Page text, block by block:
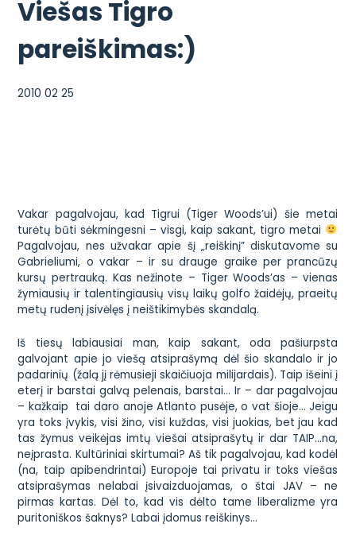
Viešas Tigro
pareiškimas:)
2010 02 25
Vakar pagalvojau, kad Tigrui (Tiger Woods’ui) šie metai
turėtų būti sėkmingesni – visgi, kaip sakant, tigro metai
Pagalvojau, nes užvakar apie šį „reiškinį” diskutavome su
Gabrieliumi, o vakar – ir su drauge graike per prancūzų
kursų pertrauką. Kas nežinote – Tiger Woods’as – vienas
žymiausių ir talentingiausių visų laikų golfo žaidėjų, praeitų
metų rudenį įsivėlęs į neištikimybės skandalą.
Iš tiesų labiausiai man, kaip sakant, oda pašiurpsta
galvojant apie jo viešą atsiprašymą dėl šio skandalo ir jo
padarinių (žalą jį rėmusieji skaičiuoja milijardais). Taip išeini į
eterį ir barstai galvą pelenais, barstai… Ir – dar pagalvojau
– kažkaip tai daro anoje Atlanto pusėje, o vat šioje… Jeigu
yra toks įvykis, visi žino, visi kuždas, visi juokias, bet jau kad
tas žymus veikėjas imtų viešai atsiprašytų ir dar TAIP…na,
neįprasta. Kultūriniai skirtumai? Aš tik pagalvojau, kad kodėl
(na, taip apibendrintai) Europoje tai privatu ir toks viešas
atsiprašymas nelabai įsivaizduojamas, o štai JAV – ne
pirmas kartas. Dėl to, kad vis dėlto tame liberalizme yra
puritoniškos šaknys? Labai įdomus reiškinys…